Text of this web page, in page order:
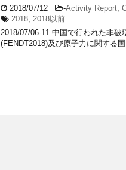
2018/07/12 -Activity Report,
2018, 2018以前
2018/07/06-11 中国で行われた非
(FENDT2018)及び原子力に関する